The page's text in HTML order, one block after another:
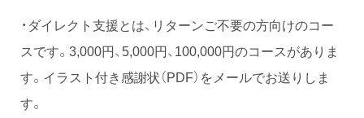
・ダイレクト支援とは、リターンご不要の方向けのコー
スです。3,000円、5,000円、100,000円のコースがありま
す。イラスト付き感謝状（PDF）をメールでお送りしま
す。